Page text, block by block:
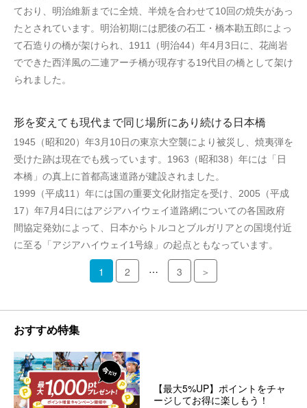
ており、明治維新までに全焼、半焼を合わせて10回の焼失があっ
たとされています。明治初期には肥後の石工・橋本勘五郎によっ
て石造りの橋が架けられ、1911（明治44）年4月3日に、花崗岩
でできた西洋風の二連アーチ橋が現存する19代目の橋として架け
られました。
形を変えても現代まで同じ場所にあり続ける日本橋
1945（昭和20）年3月10日の東京大空襲により被災し、焼夷弾を
受けた跡は現在でも残っています。1963（昭和38）年には「日
本橋」の真上に首都高速道路が建設されました。
1999（平成11）年には国の重要文化財指定を受け、2005（平成
17）年7月4日にはアジアハイウェイ道路網についての各国政府
間協定発効によって、日本からトルコとブルガリアとの国境付近
に至る「アジアハイウェイ1号線」の起点ともなっています。
1 2 … 3 ＞
おすすめ特集
【最大5%UP】ポイントをチャ
ージしてお得に楽しもう！